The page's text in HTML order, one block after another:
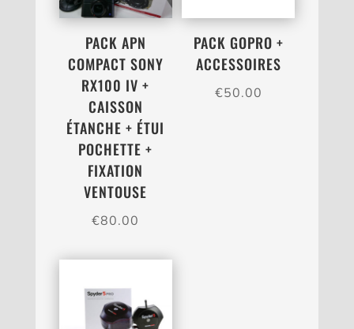
PACK APN
COMPACT SONY
RX100 IV +
CAISSON
ÉTANCHE + ÉTUI
POCHETTE +
FIXATION
VENTOUSE
€80.00
PACK GOPRO +
ACCESSOIRES
€50.00